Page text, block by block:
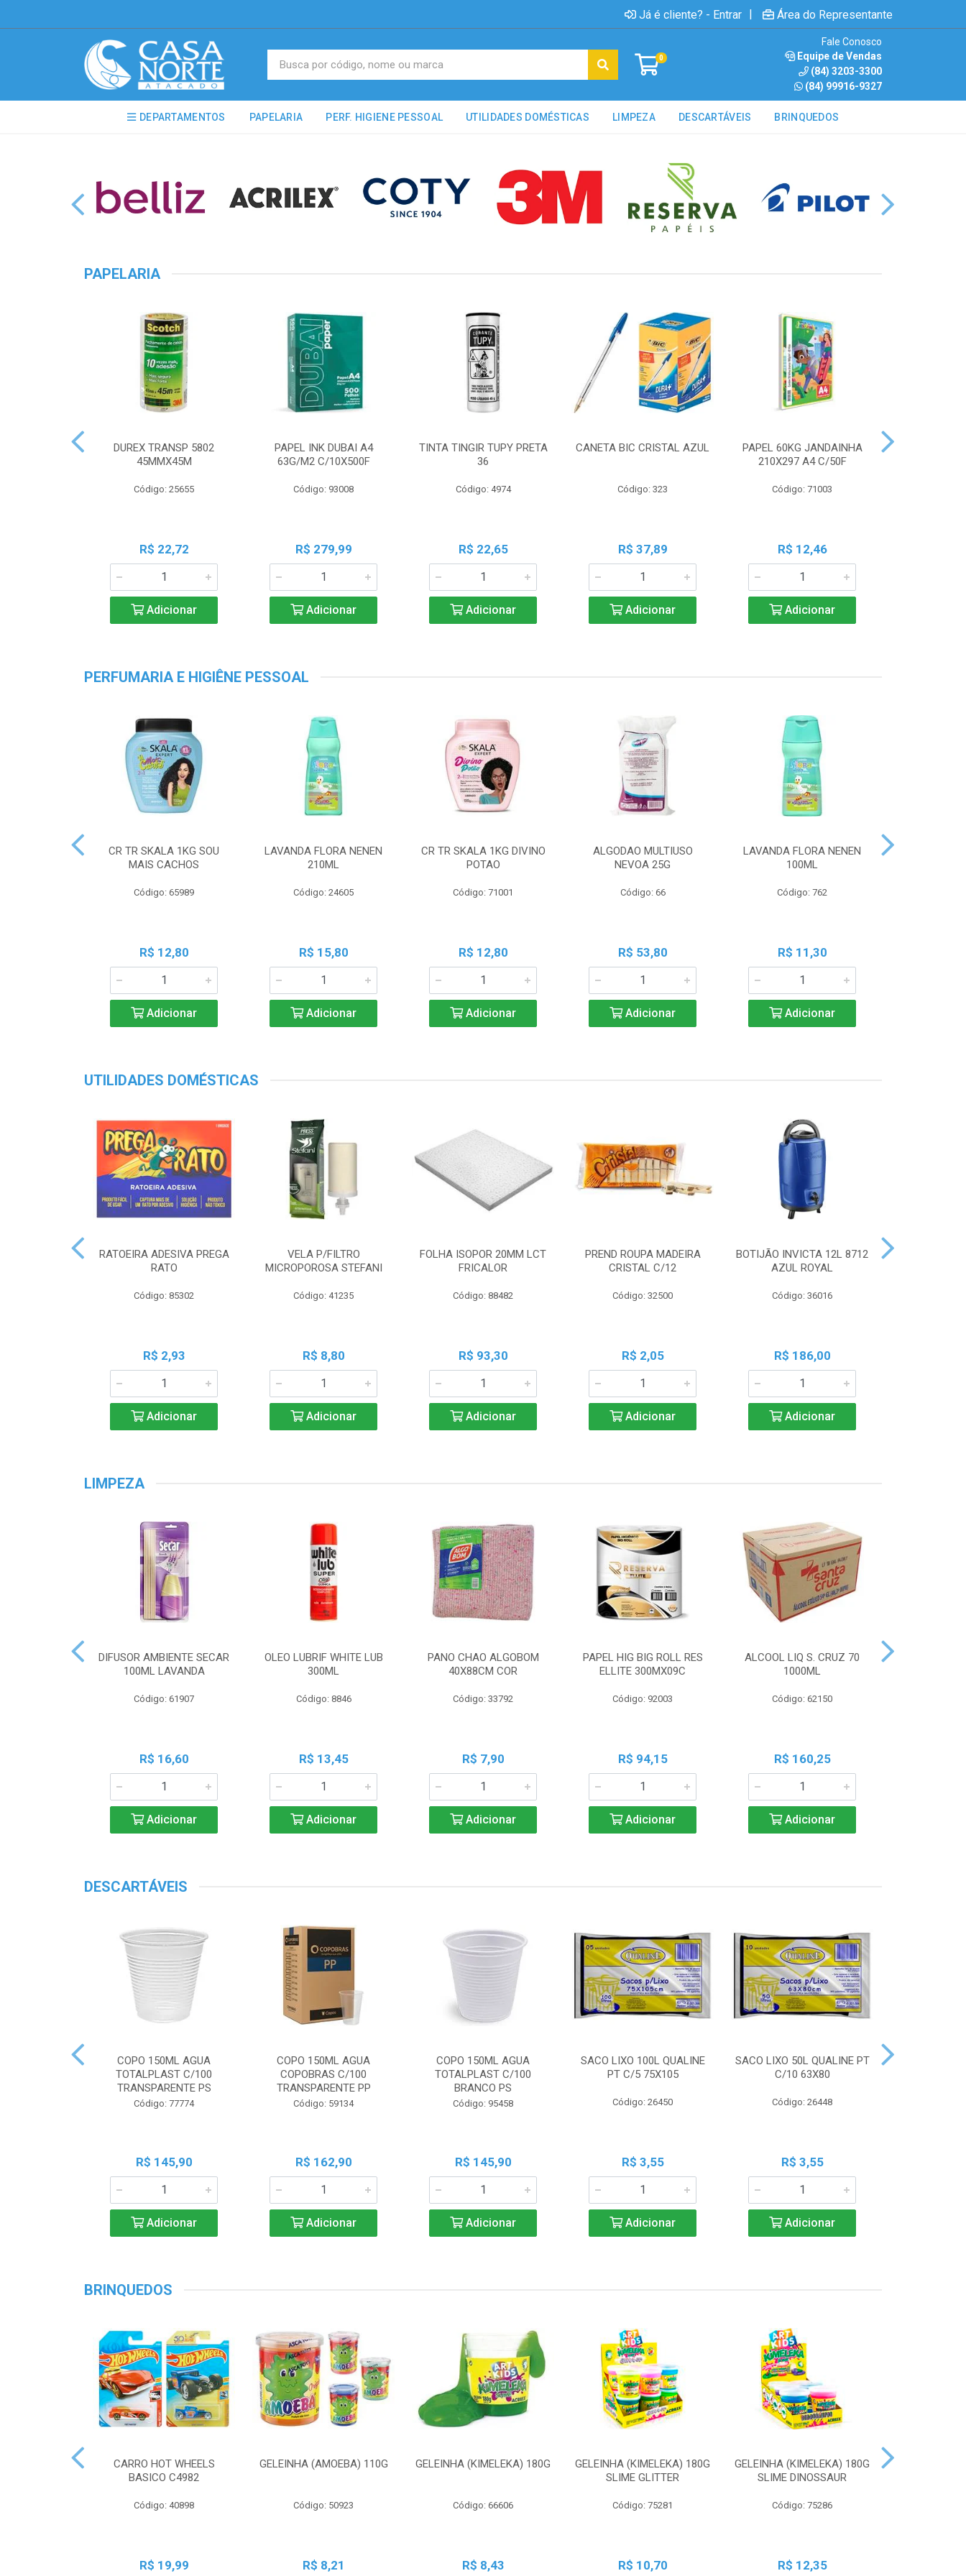
Já é cliente? - Entrar | Área do Representante
0
Fale Conosco
Equipe de Vendas
(84) 3203-3300
(84) 99916-9327
DEPARTAMENTOS PAPELARIA PERF. HIGIENE PESSOAL UTILIDADES DOMÉSTICAS LIMPEZA DESCARTÁVEIS BRINQUEDOS
PAPELARIA
DUREX TRANSP 5802
45MMX45M
Código: 25655
R$ 22,72
Adicionar
PAPEL INK DUBAI A4
63G/M2 C/10X500F
Código: 93008
R$ 279,99
Adicionar
TINTA TINGIR TUPY PRETA
36
Código: 4974
R$ 22,65
Adicionar
CANETA BIC CRISTAL AZUL
Código: 323
R$ 37,89
Adicionar
PAPEL 60KG JANDAINHA
210X297 A4 C/50F
Código: 71003
R$ 12,46
Adicionar
PERFUMARIA E HIGIÊNE PESSOAL
CR TR SKALA 1KG SOU
MAIS CACHOS
Código: 65989
R$ 12,80
Adicionar
LAVANDA FLORA NENEN
210ML
Código: 24605
R$ 15,80
Adicionar
CR TR SKALA 1KG DIVINO
POTAO
Código: 71001
R$ 12,80
Adicionar
ALGODAO MULTIUSO
NEVOA 25G
Código: 66
R$ 53,80
Adicionar
LAVANDA FLORA NENEN
100ML
Código: 762
R$ 11,30
Adicionar
UTILIDADES DOMÉSTICAS
RATOEIRA ADESIVA PREGA
RATO
Código: 85302
R$ 2,93
Adicionar
VELA P/FILTRO
MICROPOROSA STEFANI
Código: 41235
R$ 8,80
Adicionar
FOLHA ISOPOR 20MM LCT
FRICALOR
Código: 88482
R$ 93,30
Adicionar
PREND ROUPA MADEIRA
CRISTAL C/12
Código: 32500
R$ 2,05
Adicionar
BOTIJÃO INVICTA 12L 8712
AZUL ROYAL
Código: 36016
R$ 186,00
Adicionar
LIMPEZA
DIFUSOR AMBIENTE SECAR
100ML LAVANDA
Código: 61907
R$ 16,60
Adicionar
OLEO LUBRIF WHITE LUB
300ML
Código: 8846
R$ 13,45
Adicionar
PANO CHAO ALGOBOM
40X88CM COR
Código: 33792
R$ 7,90
Adicionar
PAPEL HIG BIG ROLL RES
ELLITE 300MX09C
Código: 92003
R$ 94,15
Adicionar
ALCOOL LIQ S. CRUZ 70
1000ML
Código: 62150
R$ 160,25
Adicionar
DESCARTÁVEIS
COPO 150ML AGUA
TOTALPLAST C/100
TRANSPARENTE PS
Código: 77774
R$ 145,90
Adicionar
COPO 150ML AGUA
COPOBRAS C/100
TRANSPARENTE PP
Código: 59134
R$ 162,90
Adicionar
COPO 150ML AGUA
TOTALPLAST C/100
BRANCO PS
Código: 95458
R$ 145,90
Adicionar
SACO LIXO 100L QUALINE
PT C/5 75X105
Código: 26450
R$ 3,55
Adicionar
SACO LIXO 50L QUALINE PT
C/10 63X80
Código: 26448
R$ 3,55
Adicionar
BRINQUEDOS
CARRO HOT WHEELS
BASICO C4982
Código: 40898
R$ 19,99
GELEINHA (AMOEBA) 110G
Código: 50923
R$ 8,21
GELEINHA (KIMELEKA) 180G
Código: 66606
R$ 8,43
GELEINHA (KIMELEKA) 180G
SLIME GLITTER
Código: 75281
R$ 10,70
GELEINHA (KIMELEKA) 180G
SLIME DINOSSAUR
Código: 75286
R$ 12,35